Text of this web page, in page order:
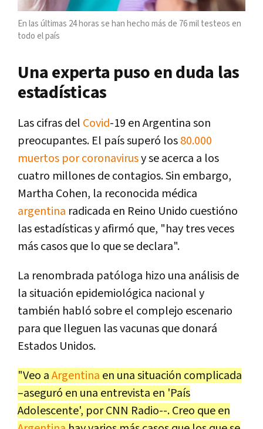
En las últimas 24 horas se han hecho más de 76 mil testeos en
todo el país
Una experta puso en duda las
estadísticas
Las cifras del Covid-19 en Argentina son
preocupantes. El país superó los80.000
muertos por coronavirusy se acerca a los
cuatro millones de contagios. Sin embargo,
Martha Cohen, la reconocida médica
argentina radicada en Reino Unido cuestióno
las estadísticas y afirmó que, "hay tres veces
más casos que lo que se declara".
La renombrada patóloga hizo una análisis de
la situación epidemiológica nacional y
también habló sobre el complejo escenario
para que lleguen las vacunas que donará
Estados Unidos.
"Veo aArgentina en una situación complicada
–aseguró en una entrevista en 'País
Adolescente', por CNN Radio--. Creo que en